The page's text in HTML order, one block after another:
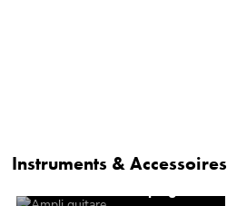
Instruments & Accessoires